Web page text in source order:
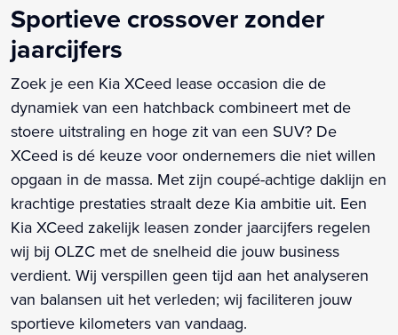
Sportieve crossover zonder
jaarcijfers
Zoek je een Kia XCeed lease occasion die de
dynamiek van een hatchback combineert met de
stoere uitstraling en hoge zit van een SUV? De
XCeed is dé keuze voor ondernemers die niet willen
opgaan in de massa. Met zijn coupé-achtige daklijn en
krachtige prestaties straalt deze Kia ambitie uit. Een
Kia XCeed zakelijk leasen zonder jaarcijfers regelen
wij bij OLZC met de snelheid die jouw business
verdient. Wij verspillen geen tijd aan het analyseren
van balansen uit het verleden; wij faciliteren jouw
sportieve kilometers van vandaag.